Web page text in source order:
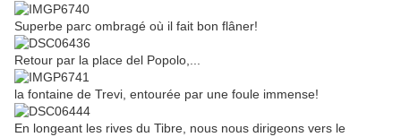
Superbe parc ombragé où il fait bon flâner!
Retour par la place del Popolo,...
la fontaine de Trevi, entourée par une foule immense!
En longeant les rives du Tibre, nous nous dirigeons vers le